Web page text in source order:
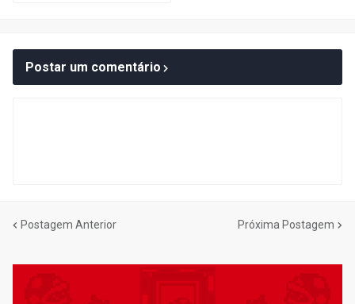
Postar um comentário
Postagem Anterior Próxima Postagem